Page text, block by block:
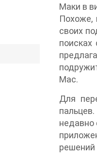
Маки в
Похоже,
своих
Mac.
Для
недавно
решений